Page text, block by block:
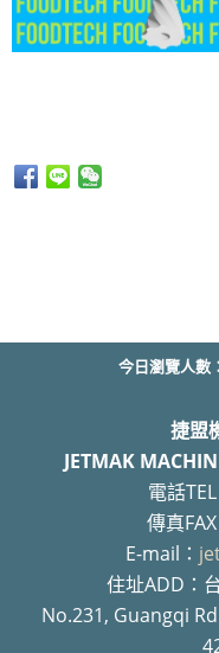
今日瀏覽人數：
捷盟
JETMAK
電話
傳真
E-mail：
住址ADD：
No.231, Guangqi